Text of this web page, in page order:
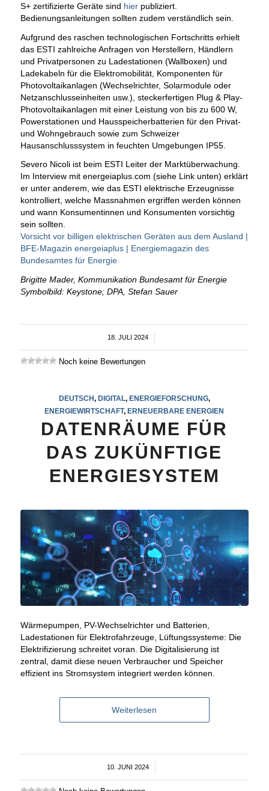
S+ zertifizierte Geräte sind hierpubliziert.
Bedienungsanleitungen sollten zudem verständlich sein.
Aufgrund des raschen technologischen Fortschritts erhielt
das ESTI zahlreiche Anfragen von Herstellern, Händlern
und Privatpersonen zu Ladestationen (Wallboxen) und
Ladekabeln für die Elektromobilität, Komponenten für
Photovoltaikanlagen (Wechselrichter, Solarmodule oder
Netzanschlusseinheiten usw.), steckerfertigen Plug & Play-
Photovoltaikanlagen mit einer Leistung von bis zu 600 W,
Powerstationen und Hausspeicherbatterien für den Privat-
und Wohngebrauch sowie zum Schweizer
Hausanschlusssystem in feuchten Umgebungen IP55.
Severo Nicoli ist beim ESTI Leiter der Marktüberwachung.
Im Interview mit energeiaplus.com (siehe Link unten) erklärt
er unter anderem, wie das ESTI elektrische Erzeugnisse
kontrolliert, welche Massnahmen ergriffen werden können
und wann Konsumentinnen und Konsumenten vorsichtig
sein sollten.
Vorsicht vor billigen elektrischen Geräten aus dem Ausland |
BFE-Magazin energeiaplus | Energiemagazin des
Bundesamtes für Energie
Brigitte Mader, Kommunikation Bundesamt für Energie
Symbolbild: Keystone; DPA, Stefan Sauer
18. JULI 2024
Noch keine Bewertungen
DEUTSCH, DIGITAL, ENERGIEFORSCHUNG,
ENERGIEWIRTSCHAFT, ERNEUERBARE ENERGIEN
DATENRÄUME FÜR
DAS ZUKÜNFTIGE
ENERGIESYSTEM
Wärmepumpen, PV-Wechselrichter und Batterien,
Ladestationen für Elektrofahrzeuge, Lüftungssysteme: Die
Elektrifizierung schreitet voran. Die Digitalisierung ist
zentral, damit diese neuen Verbraucher und Speicher
effizient ins Stromsystem integriert werden können.
Weiterlesen
10. JUNI 2024
/